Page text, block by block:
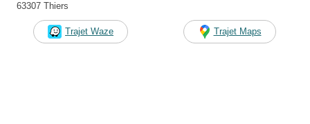
63307 Thiers
Trajet Waze Trajet Maps